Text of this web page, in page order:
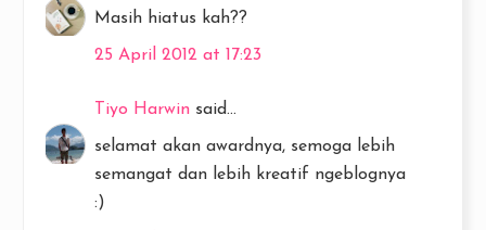
Masih hiatus kah??
25 April 2012 at 17:23
Tiyo Harwin said...
selamat akan awardnya, semoga lebih
semangat dan lebih kreatif ngeblognya
:)